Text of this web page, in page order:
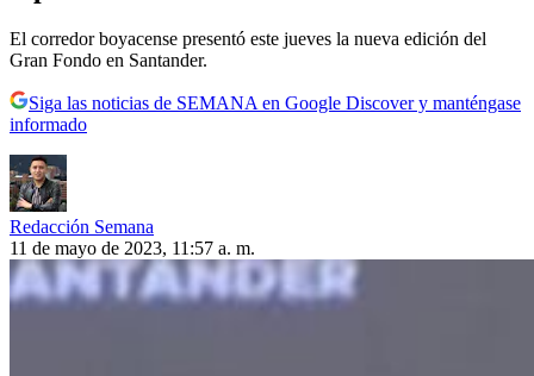
El corredor boyacense presentó este jueves la nueva edición del
Gran Fondo en Santander.
Siga las noticias de SEMANA en Google Discover y manténgase
informado
Redacción Semana
11 de mayo de 2023, 11:57 a. m.